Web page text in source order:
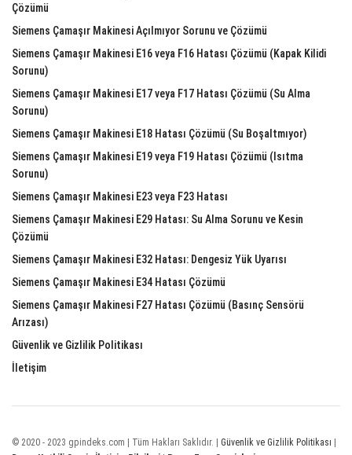
Çözümü
Siemens Çamaşır Makinesi Açılmıyor Sorunu ve Çözümü
Siemens Çamaşır Makinesi E16 veya F16 Hatası Çözümü (Kapak Kilidi
Sorunu)
Siemens Çamaşır Makinesi E17 veya F17 Hatası Çözümü (Su Alma
Sorunu)
Siemens Çamaşır Makinesi E18 Hatası Çözümü (Su Boşaltmıyor)
Siemens Çamaşır Makinesi E19 veya F19 Hatası Çözümü (Isıtma
Sorunu)
Siemens Çamaşır Makinesi E23 veya F23 Hatası
Siemens Çamaşır Makinesi E29 Hatası: Su Alma Sorunu ve Kesin
Çözümü
Siemens Çamaşır Makinesi E32 Hatası: Dengesiz Yük Uyarısı
Siemens Çamaşır Makinesi E34 Hatası Çözümü
Siemens Çamaşır Makinesi F27 Hatası Çözümü (Basınç Sensörü
Arızası)
Güvenlik ve Gizlilik Politikası
İletişim
© 2020 - 2023 gpindeks.com | Tüm Hakları Saklıdır. | Güvenlik ve Gizlilik Politikası |